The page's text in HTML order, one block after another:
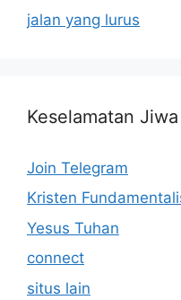
jalan yang lurus
Keselamatan Jiwa
Join Telegram
Kristen
Yesus Tuhan
connect
situs lain